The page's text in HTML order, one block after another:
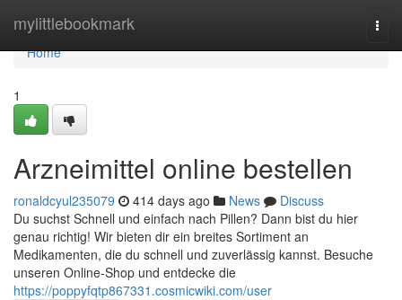
mylittlebookmark
Home
Home
1
Arzneimittel online bestellen
ronaldcyul235079 414 days ago News
Discuss
Du suchst Schnell und einfach nach Pillen? Dann bist du hier
genau richtig! Wir bieten dir ein breites Sortiment an
Medikamenten, die du schnell und zuverlässig kannst. Besuche
unseren Online-Shop und entdecke die
https://poppyfqtp867331.cosmicwiki.com/user